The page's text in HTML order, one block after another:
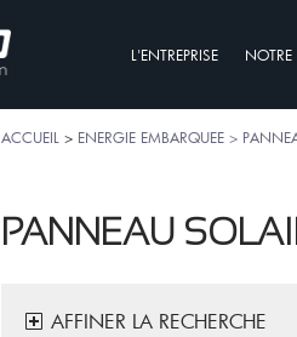
L'ENTREPRISE NOTRE
ACCUEIL > ENERGIE EMBARQUEE >
PANNEAU
AFFINER LA RECHERCHE